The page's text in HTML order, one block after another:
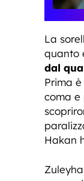
La
quanto
dal
Prima
coma e
Hakan